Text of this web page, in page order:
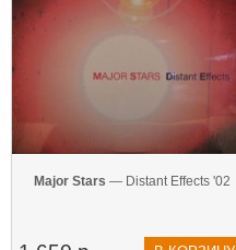
Major Stars — Distant Effects '02